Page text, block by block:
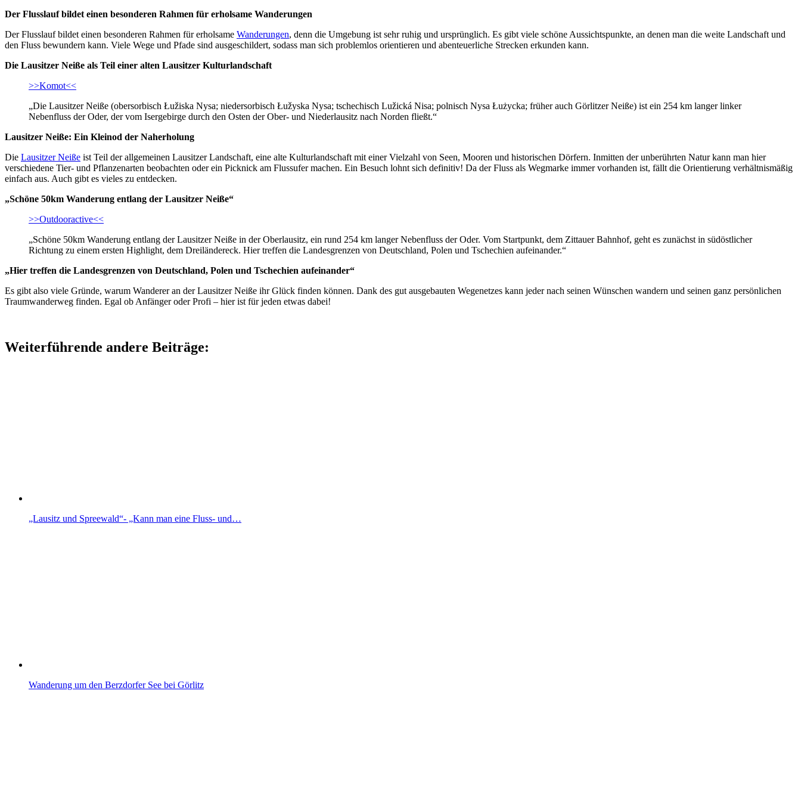
Der Flusslauf bildet einen besonderen Rahmen für erholsame Wanderungen
Der Flusslauf bildet einen besonderen Rahmen für erholsame Wanderungen, denn die Umgebung ist sehr ruhig und ursprünglich. Es gibt viele schöne Aussichtspunkte, an denen man die weite Landschaft und
den Fluss bewundern kann. Viele Wege und Pfade sind ausgeschildert, sodass man sich problemlos orientieren und abenteuerliche Strecken erkunden kann.
Die Lausitzer Neiße als Teil einer alten Lausitzer Kulturlandschaft
>>Komot<<
„Die Lausitzer Neiße (obersorbisch Łužiska Nysa; niedersorbisch Łužyska Nysa; tschechisch Lužická Nisa; polnisch Nysa Łużycka; früher auch Görlitzer Neiße) ist ein 254 km langer linker
Nebenfluss der Oder, der vom Isergebirge durch den Osten der Ober- und Niederlausitz nach Norden fließt.“
Lausitzer Neiße: Ein Kleinod der Naherholung
Die Lausitzer Neiße ist Teil der allgemeinen Lausitzer Landschaft, eine alte Kulturlandschaft mit einer Vielzahl von Seen, Mooren und historischen Dörfern. Inmitten der unberührten Natur kann man hier
verschiedene Tier- und Pflanzenarten beobachten oder ein Picknick am Flussufer machen. Ein Besuch lohnt sich definitiv! Da der Fluss als Wegmarke immer vorhanden ist, fällt die Orientierung verhältnismäßig
einfach aus. Auch gibt es vieles zu entdecken.
„Schöne 50km Wanderung entlang der Lausitzer Neiße“
>>Outdooractive<<
„Schöne 50km Wanderung entlang der Lausitzer Neiße in der Oberlausitz, ein rund 254 km langer Nebenfluss der Oder. Vom Startpunkt, dem Zittauer Bahnhof, geht es zunächst in südöstlicher
Richtung zu einem ersten Highlight, dem Dreiländereck. Hier treffen die Landesgrenzen von Deutschland, Polen und Tschechien aufeinander.“
„Hier treffen die Landesgrenzen von Deutschland, Polen und Tschechien aufeinander“
Es gibt also viele Gründe, warum Wanderer an der Lausitzer Neiße ihr Glück finden können. Dank des gut ausgebauten Wegenetzes kann jeder nach seinen Wünschen wandern und seinen ganz persönlichen
Traumwanderweg finden. Egal ob Anfänger oder Profi – hier ist für jeden etwas dabei!
Weiterführende andere Beiträge:
„Lausitz und Spreewald“- „Kann man eine Fluss- und…
Wanderung um den Berzdorfer See bei Görlitz